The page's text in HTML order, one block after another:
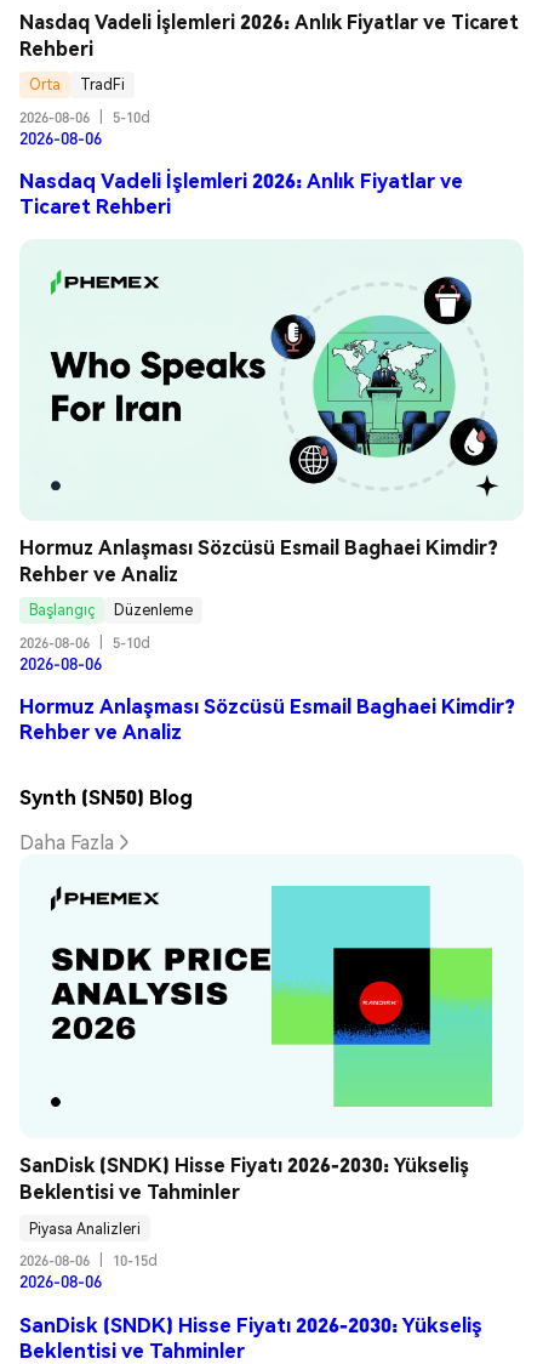
Nasdaq Vadeli İşlemleri 2026: Anlık Fiyatlar ve Ticaret
Rehberi
Orta
TradFi
2026-08-06
5-10d
2026-08-06
Nasdaq Vadeli İşlemleri 2026: Anlık Fiyatlar ve
Ticaret Rehberi
Hormuz Anlaşması Sözcüsü Esmail Baghaei Kimdir?
Rehber ve Analiz
Başlangıç
Düzenleme
2026-08-06
5-10d
2026-08-06
Hormuz Anlaşması Sözcüsü Esmail Baghaei Kimdir?
Rehber ve Analiz
Synth (SN50) Blog
Daha Fazla
SanDisk (SNDK) Hisse Fiyatı 2026-2030: Yükseliş
Beklentisi ve Tahminler
Piyasa Analizleri
2026-08-06
10-15d
2026-08-06
SanDisk (SNDK) Hisse Fiyatı 2026-2030: Yükseliş
Beklentisi ve Tahminler